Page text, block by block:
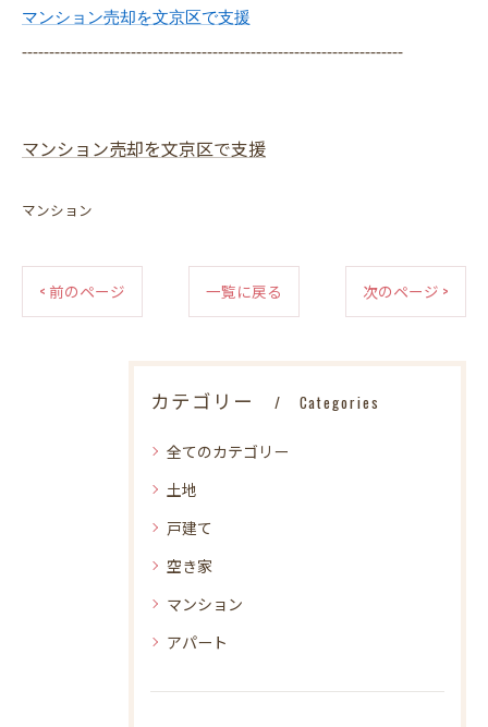
マンション売却を文京区で支援
----------------------------------------------------------------------
マンション売却を文京区で支援
マンション
< 前のページ 一覧に戻る 次のページ >
カテゴリー Categories
全てのカテゴリー
土地
戸建て
空き家
マンション
アパート